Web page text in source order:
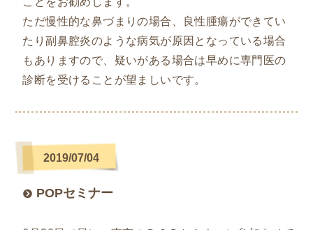
ただ慢性的な鼻づまりの場合、良性腫瘍ができてい
たり副鼻腔炎のような病気が原因となっている場合
もありますので、疑いがある場合は早めに専門医の
診断を受けることが望ましいです。
2019/07/04
POPセミナー